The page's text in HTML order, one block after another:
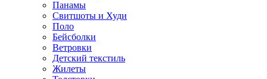
Панамы
Свитшоты и Худи
Поло
Бейсболки
Ветровки
Детский текстиль
Жилеты